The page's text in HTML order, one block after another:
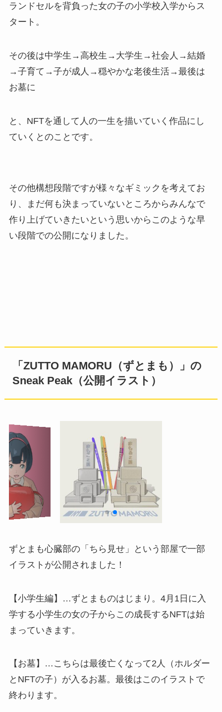
ランドセルを背負った女の子の小学校入学からス
タート。
その後は中学生→高校生→大学生→社会人→結婚
→子育て→子が成人→穏やかな老後生活→最後は
お墓に
と、NFTを通して人の一生を描いていく作品にし
ていくとのことです。
その他構想段階ですが様々なギミックを考えてお
り、まだ何も決まっていないところからみんなで
作り上げていきたいという思いからこのような早
い段階での公開になりました。
「ZUTTO MAMORU（ずとまも）」の
Sneak Peak（公開イラスト）
ずとまも心臓部の「ちら見せ」という部屋で一部
イラストが公開されました！
【小学生編】…ずとまものはじまり。4月1日に入
学する小学生の女の子からこの成長するNFTは始
まっていきます。
【お墓】…こちらは最後亡くなって2人（ホルダー
とNFTの子）が入るお墓。最後はこのイラストで
終わります。